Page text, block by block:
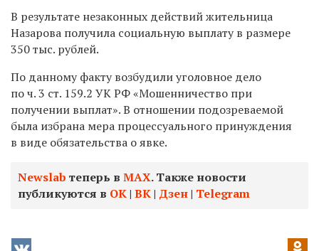
В результате незаконных действий жительница
Назарова получила социальную выплату в размере
350 тыс. рублей.
По данному факту возбудили уголовное дело
по ч. 3 ст. 159.2 УК РФ «Мошенничество при
получении выплат». В отношении подозреваемой
была избрана мера процессуального принуждения
в виде обязательства о явке.
Newslab теперь в МАХ. Также новости
публикуются в ОК| ВК| Дзен| Telegram